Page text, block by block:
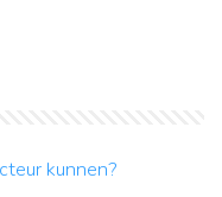
kunnen?